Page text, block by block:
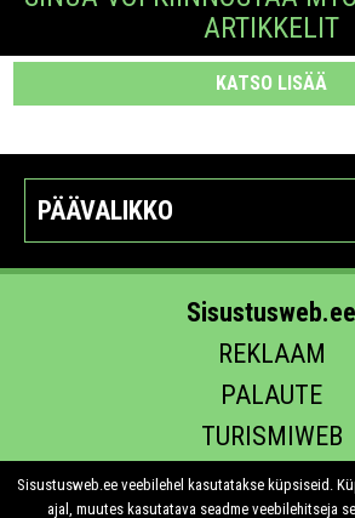
ARTIKKELIT
KATSO LISÄÄ
PÄÄVALIKKO
Sisustusweb.ee
REKLAAM
PALAUTE
TURISMIWEB
EHITUS.EE
Sisustusweb.ee veebilehel kasutatakse küpsiseid.
ajal, muutes kasutatava seadme veebilehitseja